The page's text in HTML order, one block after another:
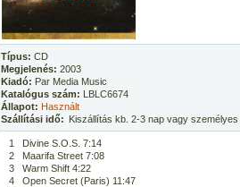
Típus: CD
Megjelenés: 2003
Kiadó: Par Media Music
Katalógus szám: LBLC6674
Állapot: Használt
Szállítási idő: Kiszállítás kb. 2-3 nap vagy
1
Divine S.O.S. 7:14
2
Maarifa Street 7:08
3
Warm Shift 4:22
4
Open Secret (Paris) 11:47